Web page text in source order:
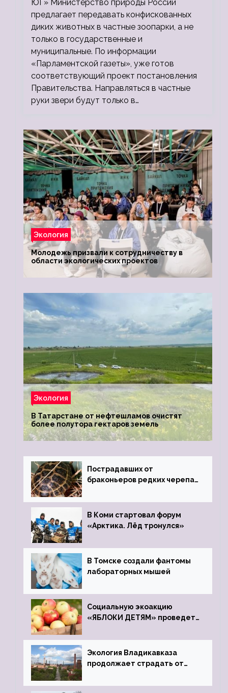
ЮГ» Министерство природы России
предлагает передавать конфискованных
диких животных в частные зоопарки, а не
только в государственные и
муниципальные. По информации
«Парламентской газеты», уже готов
соответствующий проект постановления
Правительства. Направляться в частные
руки звери будут только в…
Экология
Молодежь призвали к сотрудничеству в
области экологических проектов
Экология
В Татарстане от нефтешламов очистят
более полутора гектаров земель
Пострадавших от
браконьеров редких черепах
зоопарк
В Коми стартовал форум
«Арктика. Лёд тронулся»
В Томске создали фантомы
лабораторных мышей
Социальную экоакцию
«ЯБЛОКИ ДЕТЯМ» проведет
Экология Владикавказа
продолжает страдать от